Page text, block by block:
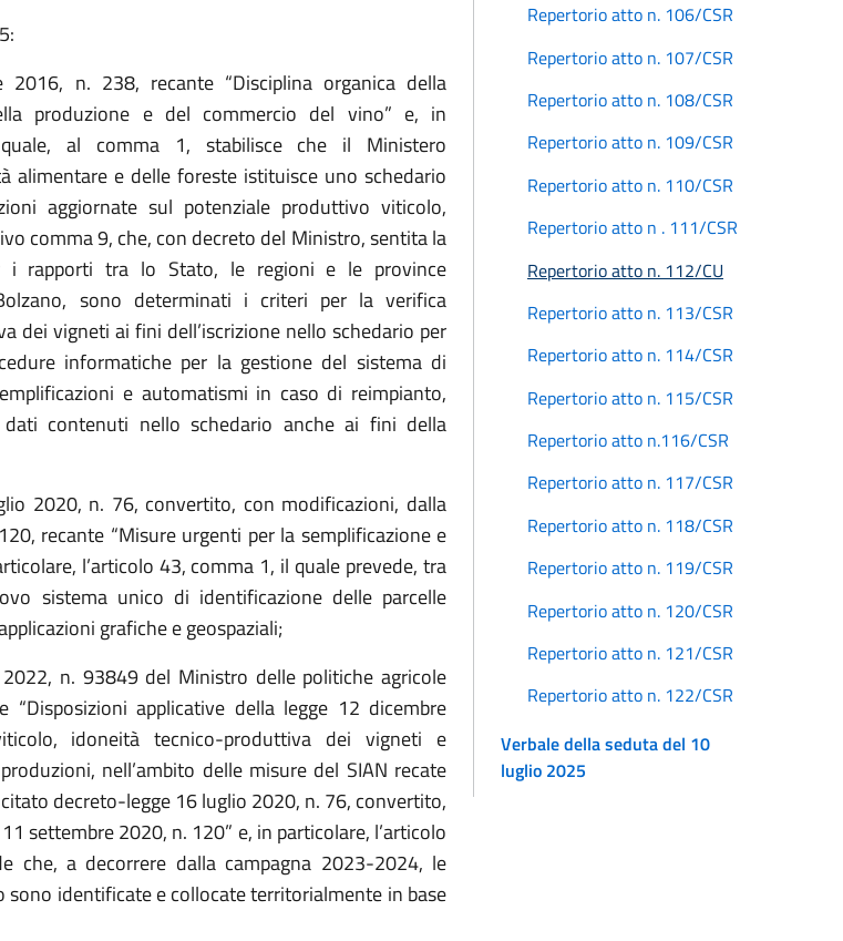
2016, n. 238, recante “Disciplina organica della
produzione e del commercio del vino” e, in
al comma 1, stabilisce che il Ministero
alimentare e delle foreste istituisce uno schedario
aggiornate sul potenziale produttivo viticolo,
comma 9, che, con decreto del Ministro, sentita la
i rapporti tra lo Stato, le regioni e le province
sono determinati i criteri per la verifica
dei vigneti ai fini dell’iscrizione nello schedario per
informatiche per la gestione del sistema di
e automatismi in caso di reimpianto,
contenuti nello schedario anche ai fini della
2020, n. 76, convertito, con modificazioni, dalla
recante “Misure urgenti per la semplificazione e
l’articolo 43, comma 1, il quale prevede, tra
sistema unico di identificazione delle parcelle
grafiche e geospaziali;
n. 93849 del Ministro delle politiche agricole
“Disposizioni applicative della legge 12 dicembre
idoneità tecnico-produttiva dei vigneti e
nell’ambito delle misure del SIAN recate
decreto-legge 16 luglio 2020, n. 76, convertito,
settembre 2020, n. 120” e, in particolare, l’articolo
che, a decorrere dalla campagna 2023-2024, le
identificate e collocate territorialmente in base
Repertorio atto n. 106/CSR
Repertorio atto n. 107/CSR
Repertorio atto n. 108/CSR
Repertorio atto n. 109/CSR
Repertorio atto n. 110/CSR
Repertorio atto n . 111/CSR
Repertorio atto n. 112/CU
Repertorio atto n. 113/CSR
Repertorio atto n. 114/CSR
Repertorio atto n. 115/CSR
Repertorio atto n.116/CSR
Repertorio atto n. 117/CSR
Repertorio atto n. 118/CSR
Repertorio atto n. 119/CSR
Repertorio atto n. 120/CSR
Repertorio atto n. 121/CSR
Repertorio atto n. 122/CSR
Verbale della seduta del 10
luglio 2025